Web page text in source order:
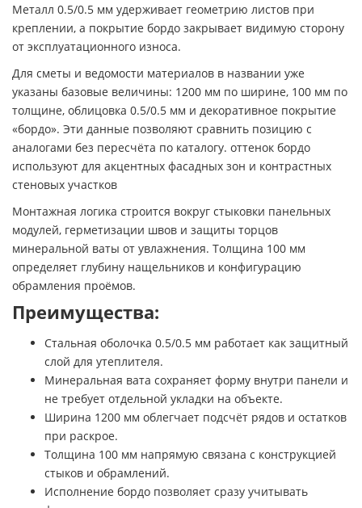
Металл 0.5/0.5 мм удерживает геометрию листов при
креплении, а покрытие бордо закрывает видимую сторону
от эксплуатационного износа.
Для сметы и ведомости материалов в названии уже
указаны базовые величины: 1200 мм по ширине, 100 мм по
толщине, облицовка 0.5/0.5 мм и декоративное покрытие
«бордо». Эти данные позволяют сравнить позицию с
аналогами без пересчёта по каталогу. оттенок бордо
используют для акцентных фасадных зон и контрастных
стеновых участков
Монтажная логика строится вокруг стыковки панельных
модулей, герметизации швов и защиты торцов
минеральной ваты от увлажнения. Толщина 100 мм
определяет глубину нащельников и конфигурацию
обрамления проёмов.
Преимущества:
Стальная оболочка 0.5/0.5 мм работает как защитный
слой для утеплителя.
Минеральная вата сохраняет форму внутри панели и
не требует отдельной укладки на объекте.
Ширина 1200 мм облегчает подсчёт рядов и остатков
при раскрое.
Толщина 100 мм напрямую связана с конструкцией
стыков и обрамлений.
Исполнение бордо позволяет сразу учитывать